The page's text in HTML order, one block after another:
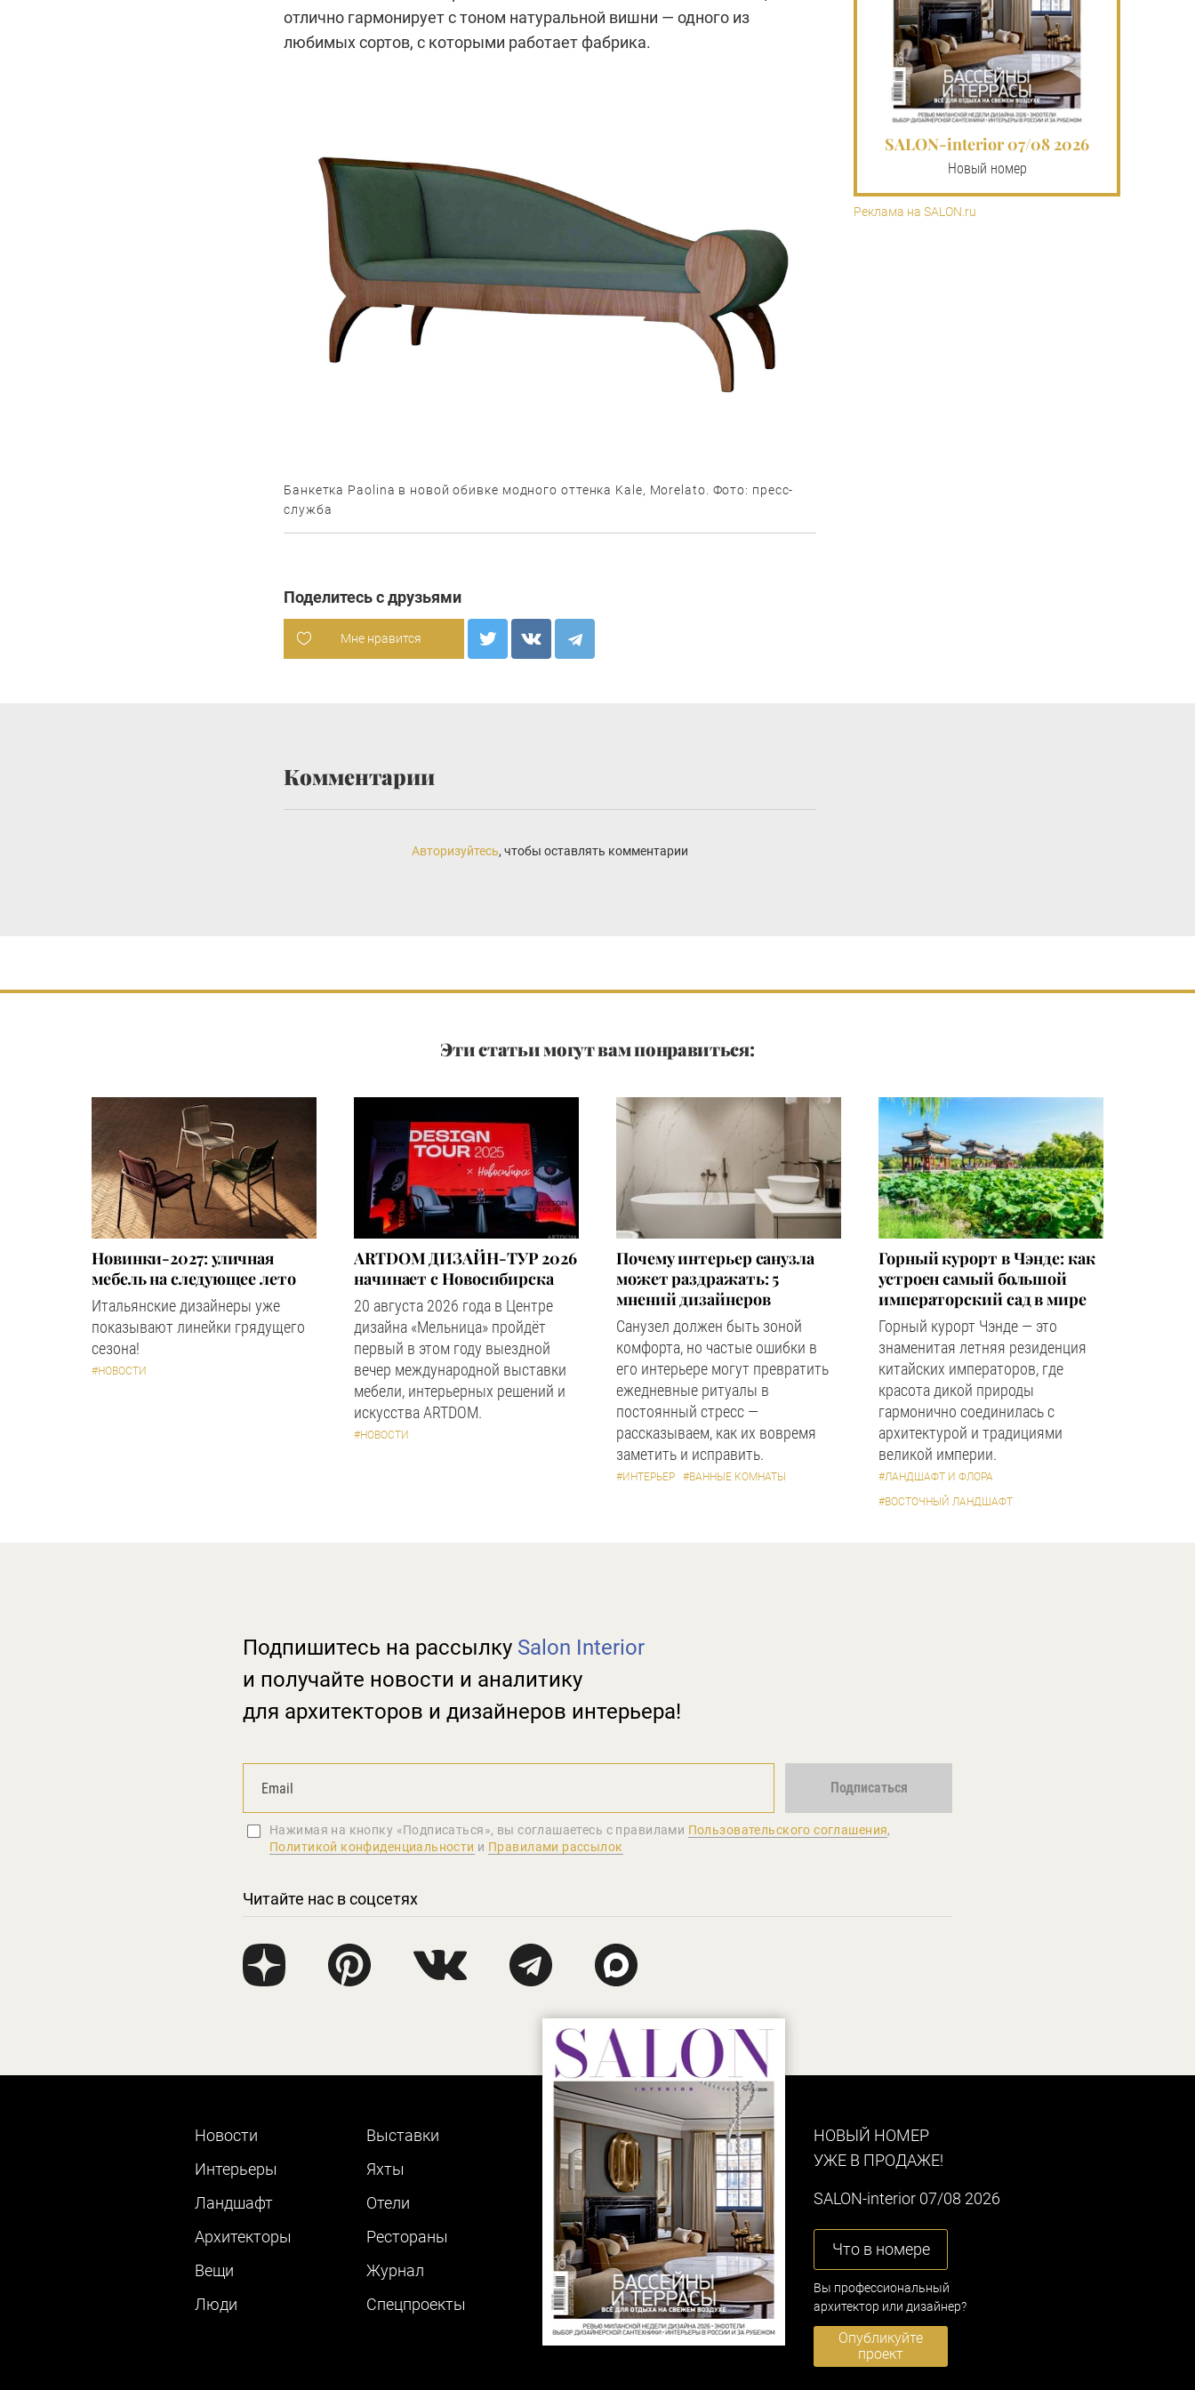
отлично гармонирует с тоном натуральной вишни — одного из
любимых сортов, с которыми работает фабрика.
Банкетка Paolina в новой обивке модного оттенка Kale, Morelato. Фото: пресс-
служба
Поделитесь с друзьями
Мне нравится
SALON-interior 07/08 2026
Новый номер
Реклама на SALON.ru
Комментарии
Авторизуйтесь, чтобы оставлять комментарии
Эти статьи могут вам понравиться:
Новинки-2027: уличная
мебель на следующее лето
Итальянские дизайнеры уже
показывают линейки грядущего
сезона!
#НОВОСТИ
ARTDOM ДИЗАЙН-ТУР 2026
начинает с Новосибирска
20 августа 2026 года в Центре
дизайна «Мельница» пройдёт
первый в этом году выездной
вечер международной выставки
мебели, интерьерных решений и
искусства ARTDOM.
#НОВОСТИ
Почему интерьер санузла
может раздражать: 5
мнений дизайнеров
Санузел должен быть зоной
комфорта, но частые ошибки в
его интерьере могут превратить
ежедневные ритуалы в
постоянный стресс —
рассказываем, как их вовремя
заметить и исправить.
#ИНТЕРЬЕР #ВАННЫЕ КОМНАТЫ
Горный курорт в Чэнде: как
устроен самый большой
императорский сад в мире
Горный курорт Чэнде — это
знаменитая летняя резиденция
китайских императоров, где
красота дикой природы
гармонично соединилась с
архитектурой и традициями
великой империи.
#ЛАНДШАФТ И ФЛОРА
#ВОСТОЧНЫЙ ЛАНДШАФТ
Подпишитесь на рассылку Salon Interior
и получайте новости и аналитику
для архитекторов и дизайнеров интерьера!
Подписаться
Нажимая на кнопку «Подписаться», вы соглашаетеcь с правилами Пользовательского соглашения,
Политикой конфиденциальности и Правилами рассылок
Читайте нас в соцсетях
Новости
Интерьеры
Ландшафт
Архитекторы
Вещи
Люди
Выставки
Яхты
Отели
Рестораны
Журнал
Cпецпроекты
НОВЫЙ НОМЕР
УЖЕ В ПРОДАЖЕ!
SALON-interior 07/08 2026
Что в номере
Вы профессиональный
архитектор или дизайнер?
Опубликуйте
проект